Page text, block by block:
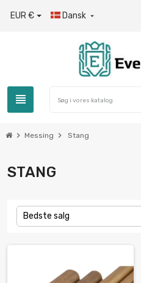
EUR € Dansk 
view_headline
chevron_right Messing chevron_right Stang
STANG
Bedste salg